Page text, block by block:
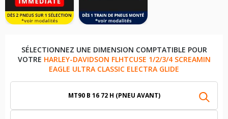
SÉLECTIONNEZ UNE DIMENSION COMPTATIBLE POUR
VOTRE HARLEY-DAVIDSON FLHTCUSE 1/2/3/4 SCREAMIN
EAGLE ULTRA CLASSIC ELECTRA GLIDE
MT90 B 16 72 H (PNEU AVANT)